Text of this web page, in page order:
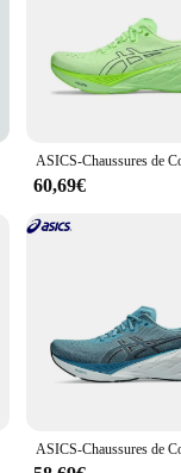
quality synthetic leather
providing the
supported throughout
are more than just a
your safety on various
of removable
a high-quality,
are sure to be a hit
60,69€